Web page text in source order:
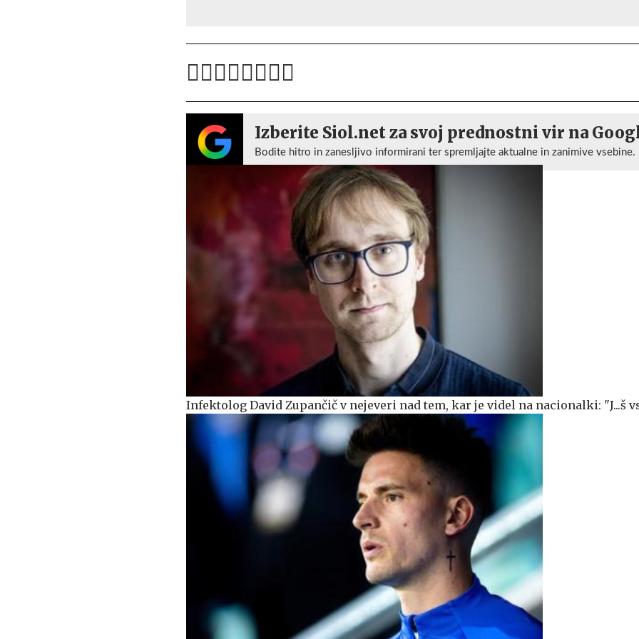
Izberite Siol.net za svoj prednostni vir na
Bodite hitro in zanesljivo informirani ter spremljajte aktualne in zanimive vsebine.
Infektolog David Zupančič v nejeveri nad tem, kar je videl na nacionalki: "J...š